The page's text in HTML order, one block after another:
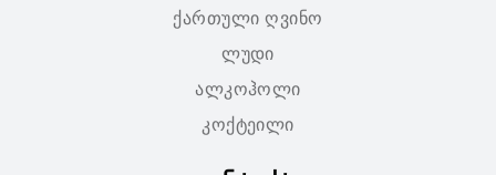
ქართული ღვინო
ლუდი
ალკოჰოლი
კოქტეილი